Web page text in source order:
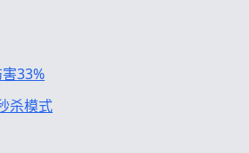
33%
杀模式